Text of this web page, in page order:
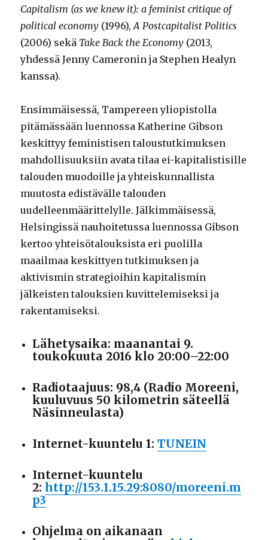
Capitalism (as we knew it): a feminist critique of
political economy (1996),A Postcapitalist Politics
(2006) sekä Take Back the Economy (2013,
yhdessä Jenny Cameronin ja Stephen Healyn
kanssa).
Ensimmäisessä, Tampereen yliopistolla
pitämässään luennossa Katherine Gibson
keskittyy feministisen taloustutkimuksen
mahdollisuuksiin avata tilaa ei-kapitalistisille
talouden muodoille ja yhteiskunnallista
muutosta edistävälle talouden
uudelleenmäärittelylle. Jälkimmäisessä,
Helsingissä nauhoitetussa luennossa Gibson
kertoo yhteisötalouksista eri puolilla
maailmaa keskittyen tutkimuksen ja
aktivismin strategioihin kapitalismin
jälkeisten talouksien kuvittelemiseksi ja
rakentamiseksi.
Lähetysaika: maanantai 9.
toukokuuta 2016 klo 20:00–22:00
Radiotaajuus: 98,4 (Radio Moreeni,
kuuluvuus 50 kilometrin säteellä
Näsinneulasta)
Internet-kuuntelu 1:TUNEIN
Internet-kuuntelu
2:http://153.1.15.29:8080/moreeni.m
p3
Ohjelma on aikanaan